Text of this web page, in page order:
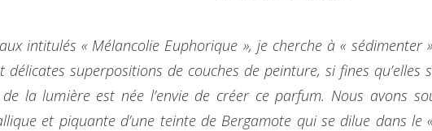
intitulés « Mélancolie Euphorique », je cherche à «
superpositions de couches de peinture, si fines
la lumière est née l’envie de créer ce parfum. Nous avons
et piquante d’une teinte de Bergamote qui se dilue dans le